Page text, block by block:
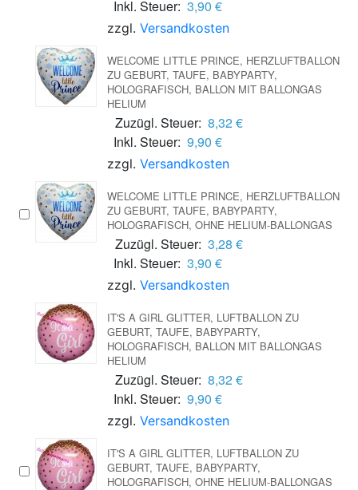
Inkl. Steuer: 3,90 €
zzgl. Versandkosten
WELCOME LITTLE PRINCE, HERZLUFTBALLON
ZU GEBURT, TAUFE, BABYPARTY,
HOLOGRAFISCH, BALLON MIT BALLONGAS
HELIUM
Zuzügl. Steuer: 8,32 €
Inkl. Steuer: 9,90 €
zzgl. Versandkosten
WELCOME LITTLE PRINCE, HERZLUFTBALLON
ZU GEBURT, TAUFE, BABYPARTY,
HOLOGRAFISCH, OHNE HELIUM-BALLONGAS
Zuzügl. Steuer: 3,28 €
Inkl. Steuer: 3,90 €
zzgl. Versandkosten
IT'S A GIRL GLITTER, LUFTBALLON ZU
GEBURT, TAUFE, BABYPARTY,
HOLOGRAFISCH, BALLON MIT BALLONGAS
HELIUM
Zuzügl. Steuer: 8,32 €
Inkl. Steuer: 9,90 €
zzgl. Versandkosten
IT'S A GIRL GLITTER, LUFTBALLON ZU
GEBURT, TAUFE, BABYPARTY,
HOLOGRAFISCH, OHNE HELIUM-BALLONGAS